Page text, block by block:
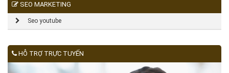
SEO MARKETING
Seo youtube
HỖ TRỢ TRỰC TUYẾN